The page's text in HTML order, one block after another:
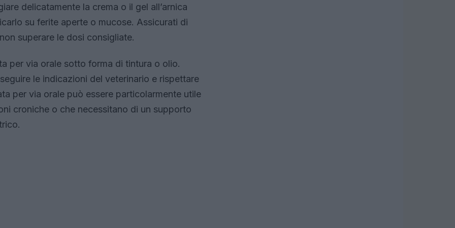
delicatamente la crema o il gel all’arnica
su ferite aperte o mucose. Assicurati di
superare le dosi consigliate.
per via orale sotto forma di tintura o olio.
le indicazioni del veterinario e rispettare
per via orale può essere particolarmente utile
croniche o che necessitano di un supporto